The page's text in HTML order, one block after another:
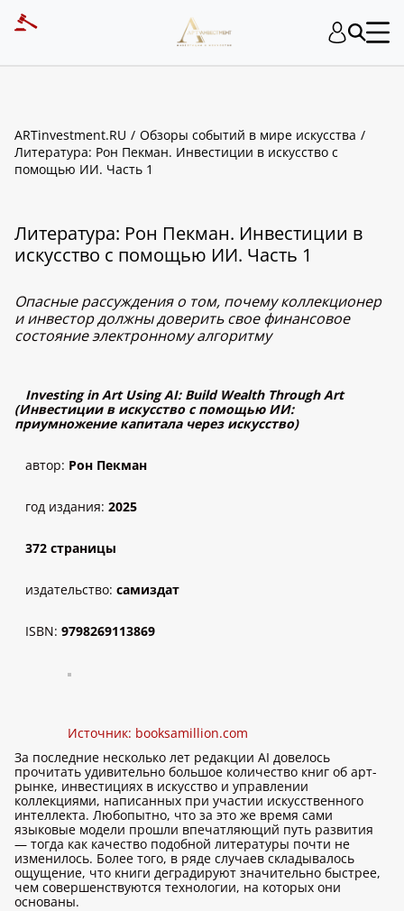
ARTinvestment.RU
Обзоры событий в мире искусства
Литература: Рон Пекман. Инвестиции в искусство с
помощью ИИ. Часть 1
Литература: Рон Пекман. Инвестиции в
искусство с помощью ИИ. Часть 1
Опасные рассуждения о том, почему коллекционер
и инвестор должны доверить свое финансовое
состояние электронному алгоритму
Investing in Art Using AI: Build Wealth Through Art
(Инвестиции в искусство с помощью ИИ:
приумножение капитала через искусство)
автор: Рон Пекман
год издания: 2025
372 страницы
издательство: самиздат
ISBN: 9798269113869
Источник: booksamillion.com
За последние несколько лет редакции AI довелось
прочитать удивительно большое количество книг об арт-
рынке, инвестициях в искусство и управлении
коллекциями, написанных при участии искусственного
интеллекта. Любопытно, что за это же время сами
языковые модели прошли впечатляющий путь развития
— тогда как качество подобной литературы почти не
изменилось. Более того, в ряде случаев складывалось
ощущение, что книги деградируют значительно быстрее,
чем совершенствуются технологии, на которых они
основаны.